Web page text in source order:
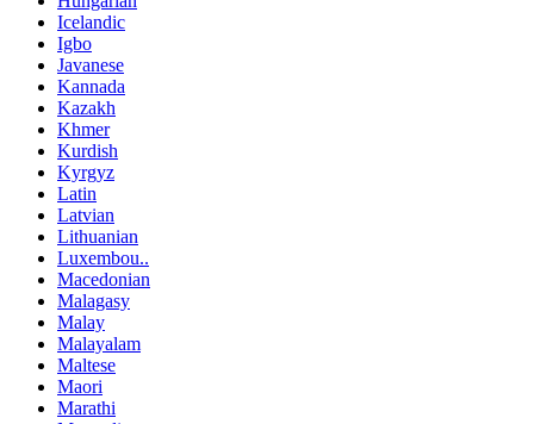
Icelandic
Igbo
Javanese
Kannada
Kazakh
Khmer
Kurdish
Kyrgyz
Latin
Latvian
Lithuanian
Luxembou..
Macedonian
Malagasy
Malay
Malayalam
Maltese
Maori
Marathi